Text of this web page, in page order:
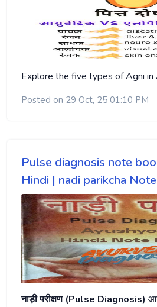
Explore the five types of Agni in
Posted on 29 Oct, 25 01:10 PM
Pulse diagnosis note
Hindi | nadi parikcha
नाड़ी परीक्षण (Pulse Diagnosis)